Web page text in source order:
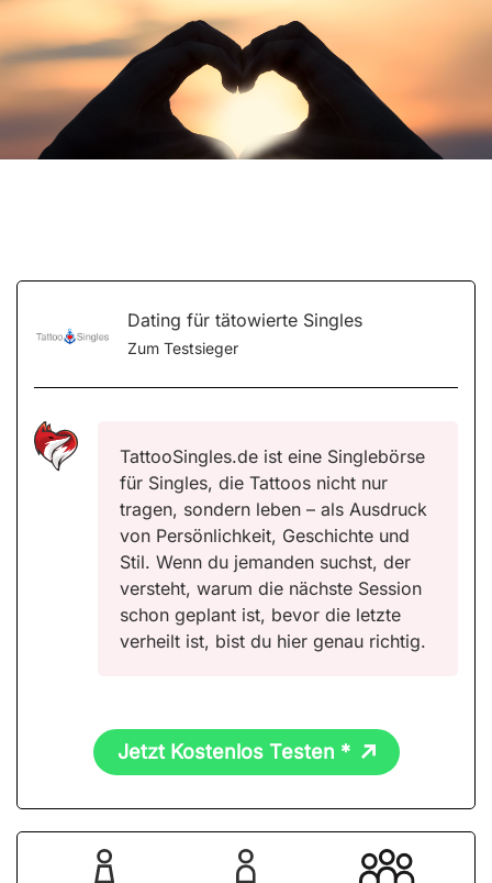
Dating für tätowierte Singles
Zum Testsieger
TattooSingles.de ist eine Singlebörse
für Singles, die Tattoos nicht nur
tragen, sondern leben – als Ausdruck
von Persönlichkeit, Geschichte und
Stil. Wenn du jemanden suchst, der
versteht, warum die nächste Session
schon geplant ist, bevor die letzte
verheilt ist, bist du hier genau richtig.
Jetzt Kostenlos Testen *